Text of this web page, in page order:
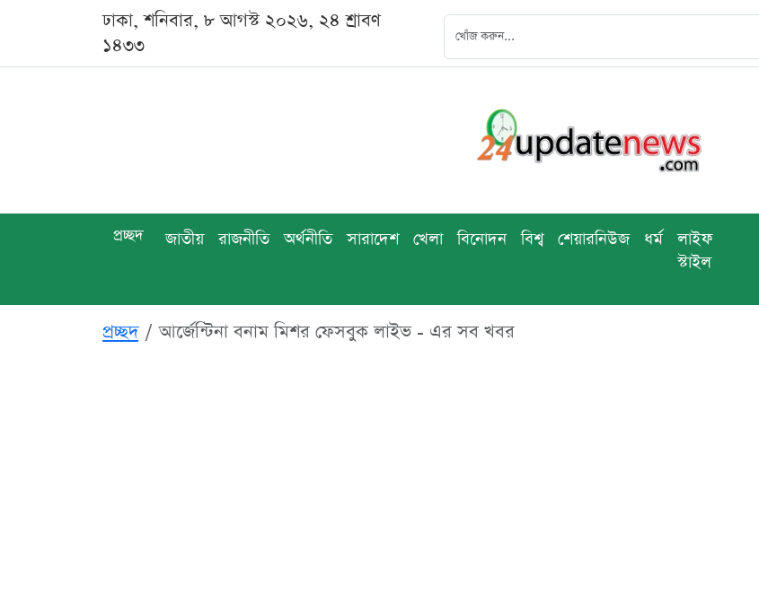
ঢাকা, শনিবার, ৮ আগস্ট ২০২৬, ২৪ শ্রাবণ
১৪৩৩
প্রচ্ছদ জাতীয় রাজনীতি অর্থনীতি সারাদেশ খেলা বিনোদন বিশ্ব শেয়ারনিউজ ধর্ম
লাইফ
স্টাইল
প্রচ্ছদ আর্জেন্টিনা বনাম মিশর ফেসবুক লাইভ - এর সব খবর